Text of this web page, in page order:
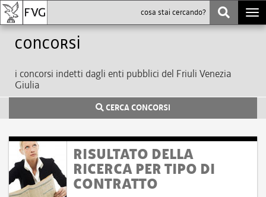
Concorsi
i concorsi indetti dagli enti pubblici del Friuli Venezia
Giulia
CERCA CONCORSI
RISULTATO DELLA
RICERCA PER TIPO DI
CONTRATTO